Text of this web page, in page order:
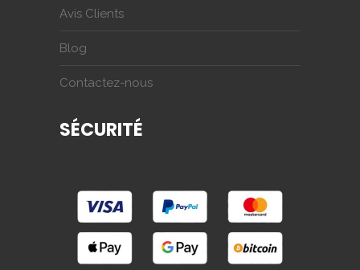
Avis Clients
Blog
Contactez-nous
SÉCURITÉ